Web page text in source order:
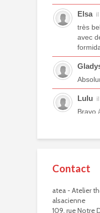
Elsa
très
avec
Lulu
Bravo
Bravo
Contact
atea - Atelier
alsacienne
109, rue Notre